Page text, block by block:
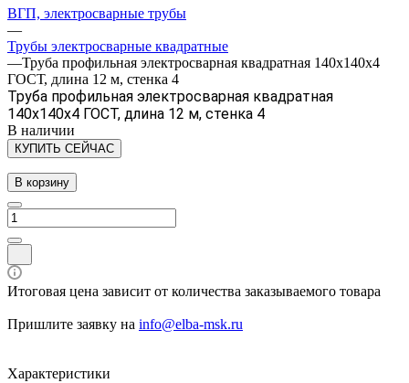
ВГП, электросварные трубы
—
Трубы электросварные квадратные
—Труба профильная электросварная квадратная 140х140х4
ГОСТ, длина 12 м, стенка 4
Труба профильная электросварная квадратная
140х140х4 ГОСТ, длина 12 м, стенка 4
В наличии
КУПИТЬ СЕЙЧАС
В корзину
Итоговая цена зависит от количества заказываемого товара
Пришлите заявку на info@elba-msk.ru
Характеристики